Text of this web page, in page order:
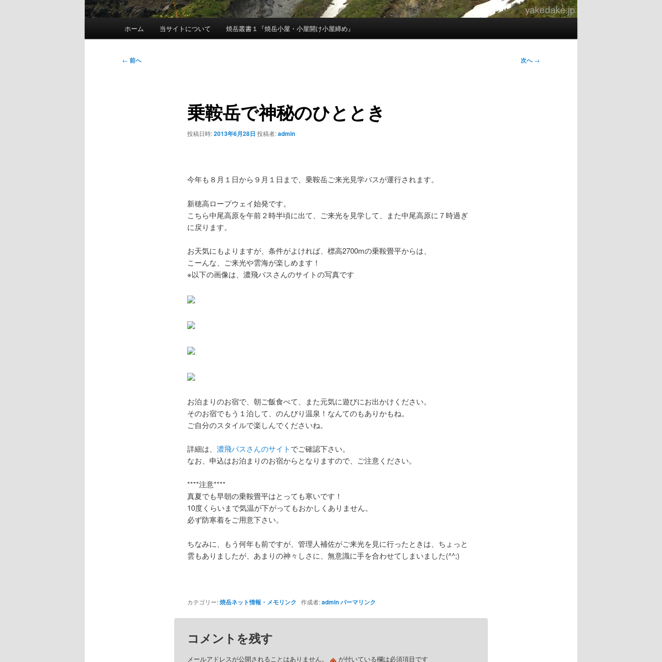
ホーム 当サイトについて 焼岳叢書１『焼岳小屋・小屋開け小屋締め』
投
← 前へ 次へ→
乗鞍岳で神秘のひととき
投稿日時:2013年6月28日 投稿者:admin
今年も８月１日から９月１日まで、乗鞍岳ご来光見学バスが運行されます。
新穂高ロープウェイ始発です。
こちら中尾高原を午前２時半頃に出て、ご来光を見学して、また中尾高原に７時過ぎ
に戻ります。
お天気にもよりますが、条件がよければ、標高2700mの乗鞍畳平からは、
こーんな、ご来光や雲海が楽しめます！
※以下の画像は、濃飛バスさんのサイトの写真です
お泊まりのお宿で、朝ご飯食べて、また元気に遊びにお出かけください。
そのお宿でもう１泊して、のんびり温泉！なんてのもありかもね。
ご自分のスタイルで楽しんでくださいね。
詳細は、 濃飛バスさんのサイトでご確認下さい。
なお、申込はお泊まりのお宿からとなりますので、ご注意ください。
****注意****
真夏でも早朝の乗鞍畳平はとっても寒いです！
10度くらいまで気温が下がってもおかしくありません。
必ず防寒着をご用意下さい。
ちなみに、もう何年も前ですが、管理人補佐がご来光を見に行ったときは、ちょっと
雲もありましたが、あまりの神々しさに、無意識に手を合わせてしまいました(^^;)
カテゴリー:焼岳ネット情報・メモリンク 作成者:adminパーマリンク
コメントを残す
メールアドレスが公開されることはありません。 が付いている欄は必須項目です